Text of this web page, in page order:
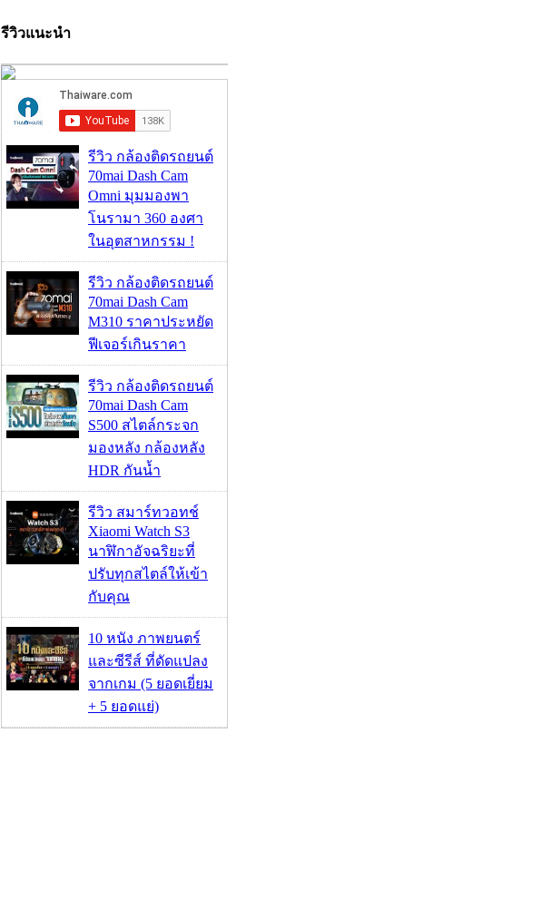
รีวิวแนะนำ
รีวิว กล้องติดรถยนต์
70mai Dash Cam
Omni มุมมองพา
โนรามา 360 องศา
ในอุตสาหกรรม !
รีวิว กล้องติดรถยนต์
70mai Dash Cam
M310 ราคาประหยัด
ฟีเจอร์เกินราคา
รีวิว กล้องติดรถยนต์
70mai Dash Cam
S500 สไตล์กระจก
มองหลัง กล้องหลัง
HDR กันน้ำ
รีวิว สมาร์ทวอทช์
Xiaomi Watch S3
นาฬิกาอัจฉริยะที่
ปรับทุกสไตล์ให้เข้า
กับคุณ
10 หนัง ภาพยนตร์
และซีรีส์ ที่ดัดแปลง
จากเกม (5 ยอดเยี่ยม
+ 5 ยอดแย่)